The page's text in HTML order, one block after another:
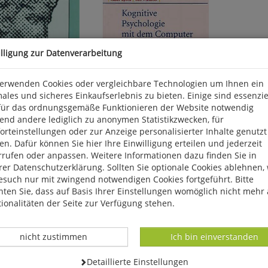
bei
(gebundener Preis
Opwis/Plötzner:
Kognitive Psychologie mit
dem Computer
3,80€*
statt 30,63 (gebundener Preis
aufgehoben)
*Alle Preise verstehen sich inkl. gesetzlicher MwSt
zur Datenverarbeitung
Cookies oder vergleichbare Technologien um Ihnen ein
und sicheres Einkaufserlebnis zu bieten. Einige sind
das ordnungsgemäße Funktionieren der Website notwendig
andere lediglich zu anonymen Statistikzwecken, für
oder zur Anzeige personalisierter Inhalte genutzt
Dafür können Sie hier Ihre Einwilligung erteilen und jederzeit
oder anpassen. Weitere Informationen dazu finden Sie in
Datenschutzerklärung. Sollten Sie optionale Cookies ablehnen,
nur mit zwingend notwendigen Cookies fortgeführt. Bitte
Sie, dass auf Basis Ihrer Einstellungen womöglich nicht mehr
der Seite zur Verfügung stehen.
Datenverarbeitung -
Ich bin einverstanden
Datenverarbeitung -
nicht zustimmen
Datenverarbeitung -
Detaillierte Einstellungen